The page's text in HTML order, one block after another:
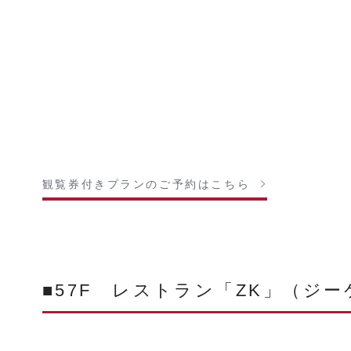
観覧券付きプランのご予約はこちら
■57F レストラン「ZK」（ジー